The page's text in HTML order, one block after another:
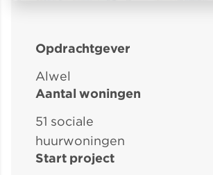
Opdrachtgever
Alwel
Aantal woningen
51 sociale
huurwoningen
Start project